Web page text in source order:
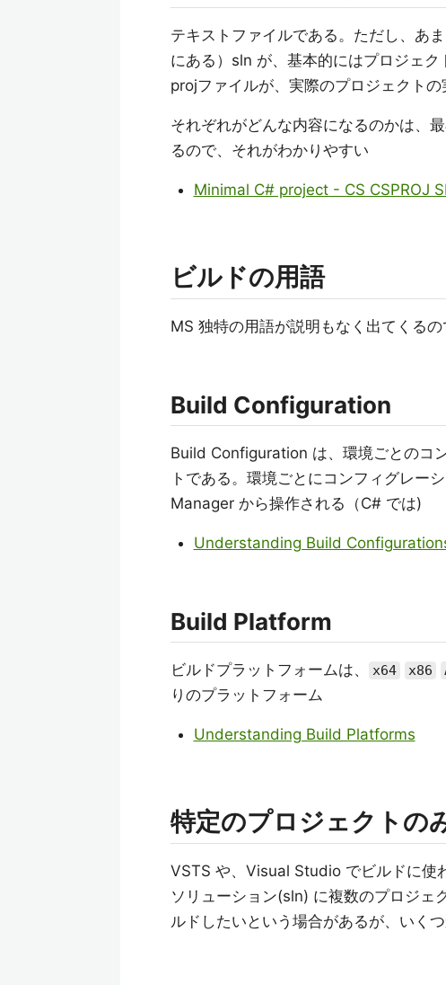
テキストファイルである。ただし、あ
にある）sln が、基本的にはプロジェク
projファイルが、実際のプロジェクトの
それぞれがどんな内容になるのかは、
るので、それがわかりやすい
Minimal C# project - CS CSPROJ
ビルドの用語
MS 独特の用語が説明もなく出てくるの
Build Configuration
Build Configuration は、環境ごとのコン
トである。環境ごとにコンフィグレー
Manager から操作される（C# では)
Understanding Build
Build Platform
ビルドプラットフォームは、 x64 x86
りのプラットフォーム
Understanding Build Platforms
特定のプロジェクトの
VSTS や、Visual Studio でビルドに使
ソリューション(sln) に複数のプロジェ
ルドしたいという場合があるが、いくつ